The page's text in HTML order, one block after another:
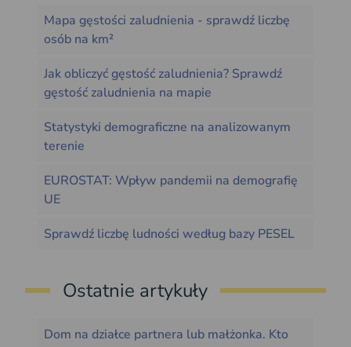
Mapa gęstości zaludnienia - sprawdź liczbę
osób na km²
Jak obliczyć gęstość zaludnienia? Sprawdź
gęstość zaludnienia na mapie
Statystyki demograficzne na analizowanym
terenie
EUROSTAT: Wpływ pandemii na demografię
UE
Sprawdź liczbę ludności według bazy PESEL
Ostatnie artykuły
Dom na działce partnera lub małżonka. Kto